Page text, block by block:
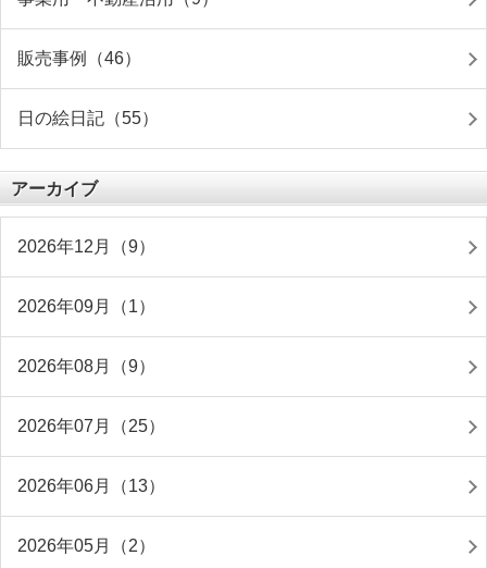
販売事例（46）
日の絵日記（55）
アーカイブ
2026年12月（9）
2026年09月（1）
2026年08月（9）
2026年07月（25）
2026年06月（13）
2026年05月（2）